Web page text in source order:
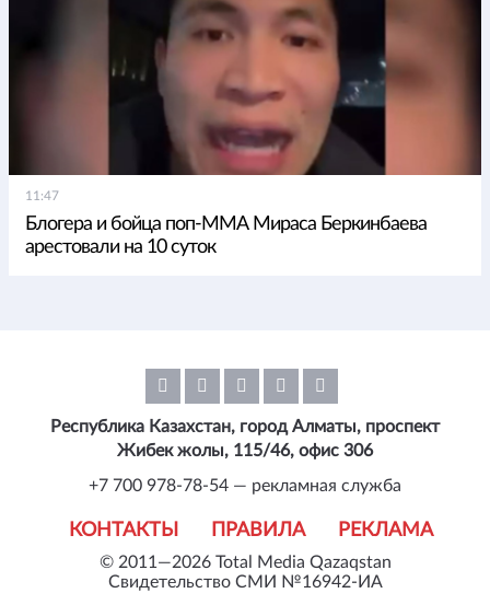
11:47
Блогера и бойца поп-ММА Мираса Беркинбаева
арестовали на 10 суток
© 2011—2026 Total Media Qazaqstan
Свидетельство СМИ №16942-ИА
КОНТАКТЫ ПРАВИЛА РЕКЛАМА
Республика Казахстан, город Алматы, проспект
Жибек жолы, 115/46, офис 306
+7 700 978-78-54 — рекламная служба